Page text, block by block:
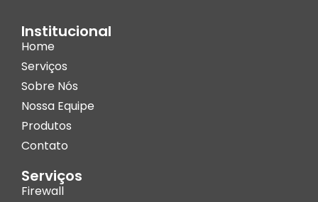
Institucional
Home
Serviços
Sobre Nós
Nossa Equipe
Produtos
Contato
Serviços
Firewall